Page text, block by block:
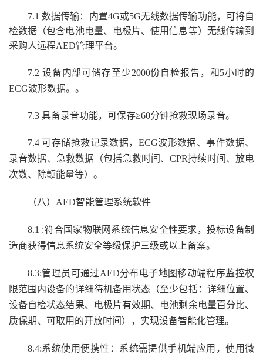
7.1 数据传输：内置4G或5G无线数据传输功能，可将自
检数据（包含电池电量、电极片、使用信息等）无线传输到
采购人远程AED管理平台。
7.2 设备内部可储存至少2000份自检报告 ， 和5小时的
ECG波形数据。 。
7.3 具备录音功能，可保存≥60分钟抢救现场录音。
7.4 可存储抢救记录数据， ECG波形数据、事件数据、
录音数据、急救数据（包括急救时间、CPR持续时间、放电
次数、除颤能量等）。
（八） AED智能管理系统软件
8.1 :符合国家物联网系统信息安全性要求 ， 投标设备制
造商获得信息系统安全等级保护三级或以上备案。
8.3:管理员可通过AED分布电子地图移动端程序监控权
限范围内设备的详细待机备用状态（至少包括：详细位置、
设备自检状态结果、电极片有效期、电池剩余电量百分比、
质保期、可取用的开放时间），实现设备智能化管理。
8.4:系统使用便携性：系统需提供手机端应用，使用微